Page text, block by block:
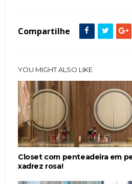
Compartilhe
YOU MIGHT ALSO LIKE
Closet com penteadeira em
xadrez rosa!